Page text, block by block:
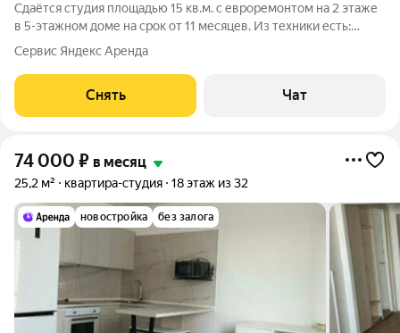
Сдаётся студия площадью 15 кв.м. с евроремонтом на 2 этаже
в 5-этажном доме на срок от 11 месяцев. Из техники есть:
Телевизор Духовой шкаф Стиральная машина Холодильник
Микроволновка Из мебели есть : Двухспальная кровать-
Сервис Яндекс Аренда
Снять Чат
74 000 ₽ в месяц
25,2 м² квартира-студия 18 этаж из 32
новостройка без залога